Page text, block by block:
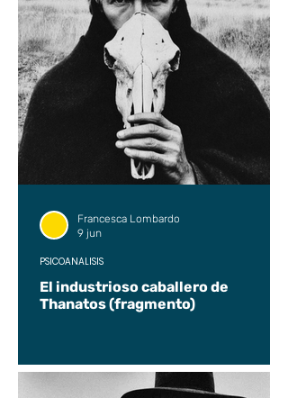
El industrioso caballero de
Thanatos (fragmento)
PSICOANÁLISIS
Francesca Lombardo
9 jun